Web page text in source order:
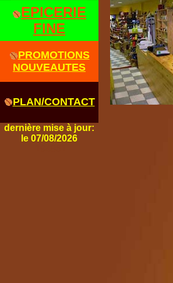
EPICERIE
FINE
PROMOTIONS
NOUVEAUTES
PLAN/CONTACT
dernière mise à jour:
le 07/08/2026